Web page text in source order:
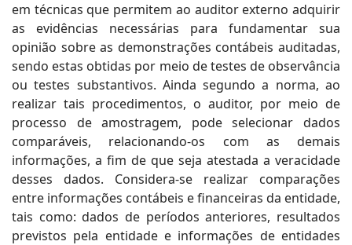
em técnicas que permitem ao auditor externo adquirir
as evidências necessárias para fundamentar sua
opinião sobre as demonstrações contábeis auditadas,
sendo estas obtidas por meio de testes de observância
ou testes substantivos. Ainda segundo a norma, ao
realizar tais procedimentos, o auditor, por meio de
processo de amostragem, pode selecionar dados
comparáveis, relacionando-os com as demais
informações, a fim de que seja atestada a veracidade
desses dados. Considera-se realizar comparações
entre informações contábeis e financeiras da entidade,
tais como: dados de períodos anteriores, resultados
previstos pela entidade e informações de entidades